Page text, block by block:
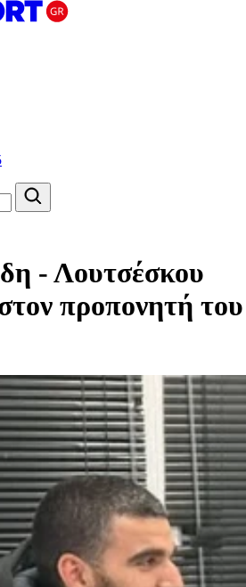
- Λουτσέσκου
προπονητή του